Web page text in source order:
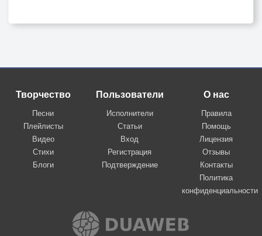
Творчество
Песни
Плейлисты
Видео
Стихи
Блоги
Пользователи
Исполнители
Статьи
Вход
Регистрация
Подтверждение
О нас
Правила
Помощь
Лицензия
Отзывы
Контакты
Политика
конфиденциальности